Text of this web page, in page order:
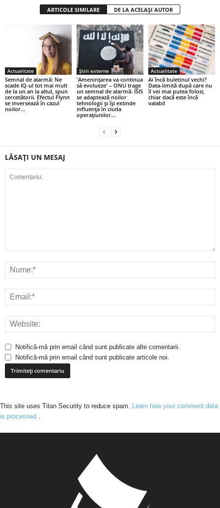
ARTICOLE SIMILARE DE LA ACELAȘI AUTOR
Actualitate
Semnal de alarmă: Ne
scade IQ-ul tot mai mult
de la un an la altul, spun
cercetătorii. Efectul Flynn
se inversează în cazul
noilor...
Știri externe
'Amenințarea va continua
să evolueze' – ONU trage
un semnal de alarmă: ISIS
se adaptează noilor
tehnologii și își extinde
influența în ciuda
operațiunilor...
Actualitate
Ai încă buletinul vechi?
Data-limită după care nu
îl vei mai putea folosi,
chiar dacă este încă
valabil
LĂSAȚI UN MESAJ
Notifică-mă prin email când sunt publicate alte comentarii.
Notifică-mă prin email când sunt publicate articole noi.
This site uses Titan Security to reduce spam. Learn how your comment data
is processed